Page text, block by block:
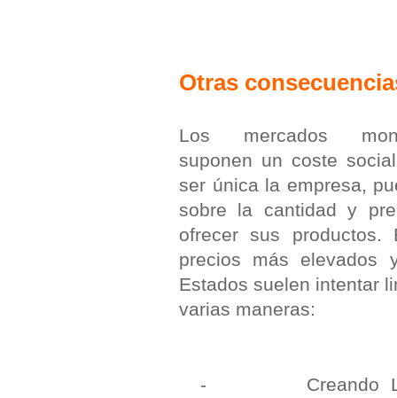
Otras
Los mercados
suponen un coste
ser única la empresa,
sobre la cantidad y
ofrecer sus productos.
precios más elevados
Estados suelen intentar
varias maneras:
-
Creando